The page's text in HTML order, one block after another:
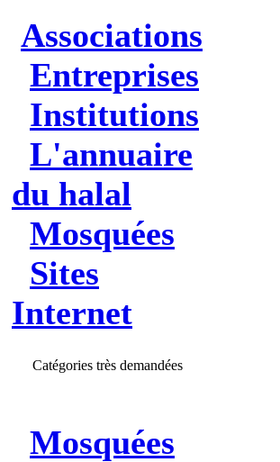
Associations
Entreprises
Institutions
L'annuaire
du halal
Mosquées
Sites
Internet
Catégories très demandées
Mosquées